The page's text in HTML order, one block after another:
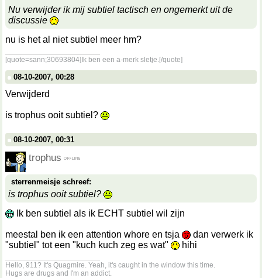
Nu verwijder ik mij subtiel tactisch en ongemerkt uit de
discussie
nu is het al niet subtiel meer hm?
[quote=sann;30693804]Ik ben een a-merk sletje.[/quote]
08-10-2007, 00:28
Verwijderd
is trophus ooit subtiel?
08-10-2007, 00:31
trophus
sterrenmeisje schreef:
is trophus ooit subtiel?
Ik ben subtiel als ik ECHT subtiel wil zijn
meestal ben ik een attention whore en tsja
dan verwerk ik
"subtiel" tot een "kuch kuch zeg es wat"
hihi
Hello, 911? It's Quagmire. Yeah, it's caught in the window this time.
Hugs are drugs and I'm an addict.